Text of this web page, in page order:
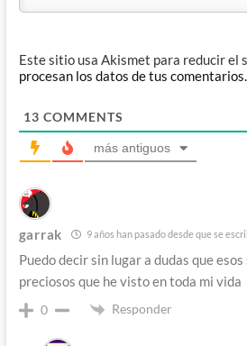
Este sitio usa Akismet para reducir el
procesan los datos de tus comentarios.
13 COMMENTS
más antiguos
garrak 9 años han pasado desde que se
Puedo decir sin lugar a dudas que
preciosos que he visto en toda mi vida
0 Responder